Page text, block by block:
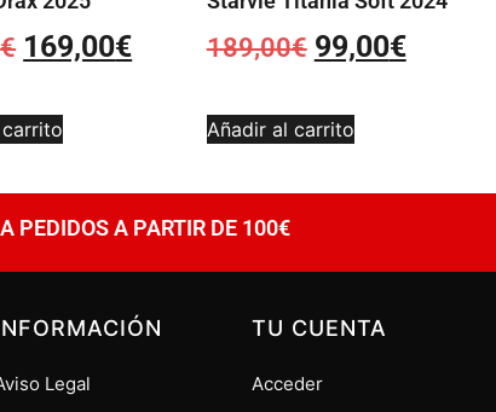
€ 169,00€ 189,00€ 99,00€
Añadir al carrito
PEDIDOS A PARTIR DE 100€
Legal
TU CUENTA
Acceder